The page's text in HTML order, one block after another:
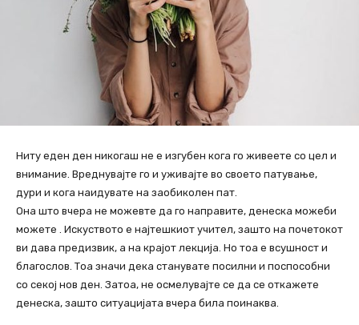
Ниту еден ден никогаш не е изгубен кога го живеете со цел и
внимание. Вреднувајте го и уживајте во своето патување,
дури и кога наидувате на заобиколен пат.
Она што вчера не можевте да го направите, денеска можеби
можете . Искуството е најтешкиот учител, зашто на почетокот
ви дава предизвик, а на крајот лекција. Но тоа е всушност и
благослов. Тоа значи дека станувате посилни и поспособни
со секој нов ден. Затоа, не осмелувајте се да се откажете
денеска, зашто ситуацијата вчера била поинаква.